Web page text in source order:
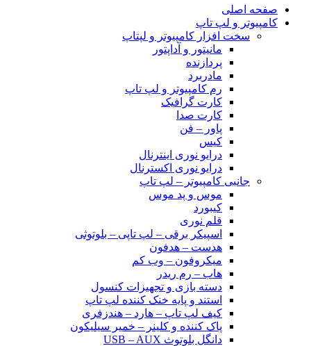
صفحه اصلی
کامپیوتر و‌‌‌‌‌ لپ تاپ
سخت افزار کامپیوتر و لپتاپ
مانیتور و آداپتور
پردازنده
مادربرد
رم کامپیوتر و لپ تاپ
کارت گرافیک
کارت صدا
پاور – فن
کیس
درایو نوری اینترنال
درایو نوری اکسترنال
جانبی کامپیوتر – لپ تاپ
موس و پد موس
کیبورد
قلم نوری
اسپیکر برقی – لپ تاپی – بلوتوثی
هدست – هدفون
میکروفون – وب کم
هاب – رم ریدر
دسته بازی و تجهیزات کنسول
استند و پایه خنک کننده لپ تاپ
کیف لپ تاپ – هارد – هندزفری
پاک کننده و کلینر – خمیر سیلیکون
دانگل بلوتوث USB – AUX